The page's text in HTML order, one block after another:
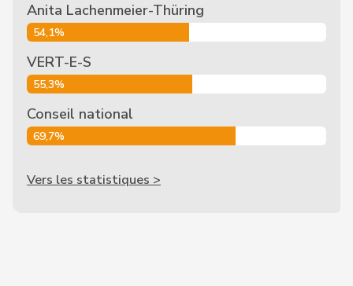
Anita Lachenmeier-Thüring
54,1%
VERT-E-S
55,3%
Conseil national
69,7%
Vers les statistiques >